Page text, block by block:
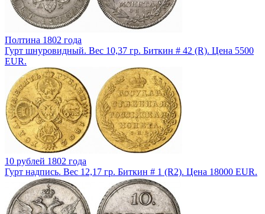
Полтина 1802 года
Гурт шнуровидный. Вес 10,37 гр. Биткин # 42 (R). Цена 5500
EUR.
10 рублей 1802 года
Гурт надпись. Вес 12,17 гр. Биткин # 1 (R2). Цена 18000 EUR.